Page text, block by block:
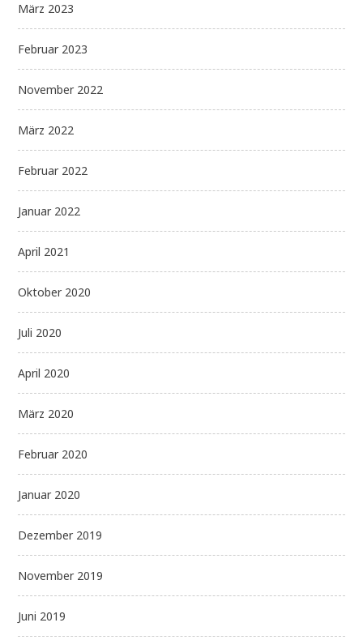
März 2023
Februar 2023
November 2022
März 2022
Februar 2022
Januar 2022
April 2021
Oktober 2020
Juli 2020
April 2020
März 2020
Februar 2020
Januar 2020
Dezember 2019
November 2019
Juni 2019